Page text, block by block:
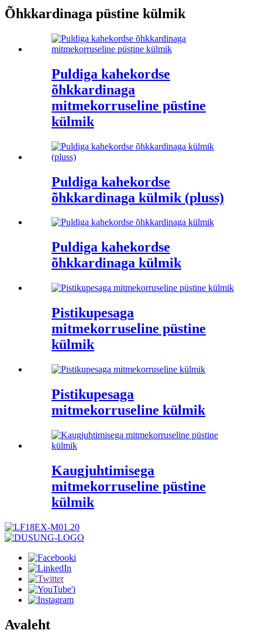
Õhkkardinaga püstine külmik
Puldiga kahekordse
õhkkardinaga
mitmekorruseline püstine
külmik
Puldiga kahekordse
õhkkardinaga külmik (pluss)
Puldiga kahekordse
õhkkardinaga külmik
Pistikupesaga
mitmekorruseline püstine
külmik
Pistikupesaga
mitmekorruseline külmik
Kaugjuhtimisega
mitmekorruseline püstine
külmik
Avaleht